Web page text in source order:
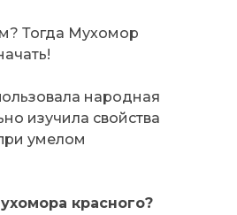
Тогда Мухомор
народная
изучила свойства
умелом
красного?